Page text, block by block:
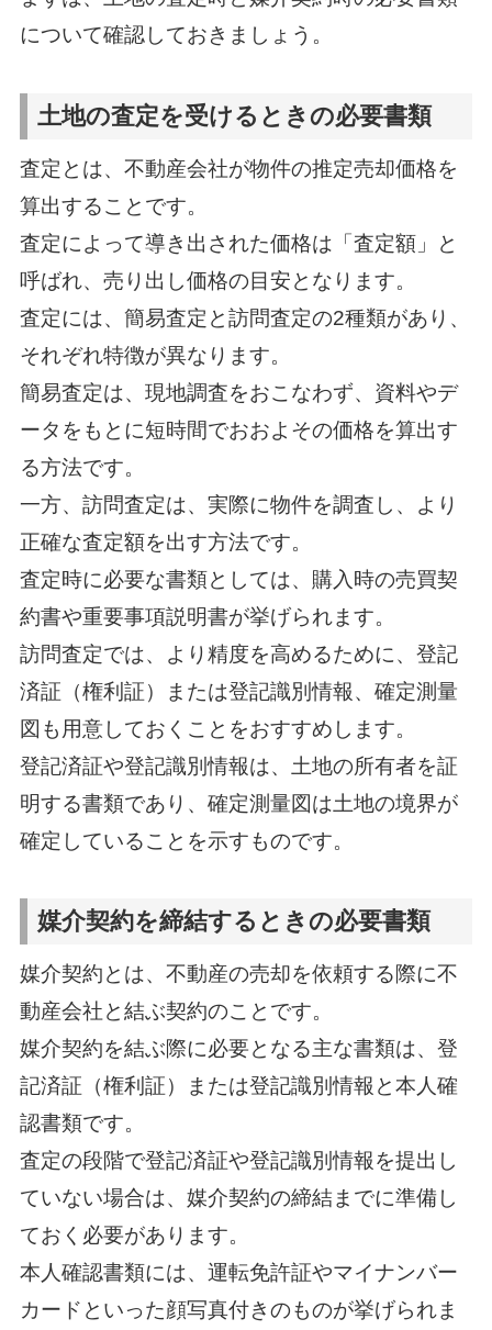
について確認しておきましょう。
土地の査定を受けるときの必要書類
査定とは、不動産会社が物件の推定売却価格を
算出することです。
査定によって導き出された価格は「査定額」と
呼ばれ、売り出し価格の目安となります。
査定には、簡易査定と訪問査定の2種類があり、
それぞれ特徴が異なります。
簡易査定は、現地調査をおこなわず、資料やデ
ータをもとに短時間でおおよその価格を算出す
る方法です。
一方、訪問査定は、実際に物件を調査し、より
正確な査定額を出す方法です。
査定時に必要な書類としては、購入時の売買契
約書や重要事項説明書が挙げられます。
訪問査定では、より精度を高めるために、登記
済証（権利証）または登記識別情報、確定測量
図も用意しておくことをおすすめします。
登記済証や登記識別情報は、土地の所有者を証
明する書類であり、確定測量図は土地の境界が
確定していることを示すものです。
媒介契約を締結するときの必要書類
媒介契約とは、不動産の売却を依頼する際に不
動産会社と結ぶ契約のことです。
媒介契約を結ぶ際に必要となる主な書類は、登
記済証（権利証）または登記識別情報と本人確
認書類です。
査定の段階で登記済証や登記識別情報を提出し
ていない場合は、媒介契約の締結までに準備し
ておく必要があります。
本人確認書類には、運転免許証やマイナンバー
カードといった顔写真付きのものが挙げられま